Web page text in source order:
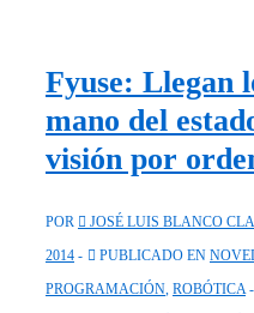
Fyuse: Llegan
mano del
visión por
POR JOSÉ LUIS BLANCO
2014
PUBLICADO EN
PROGRAMACIÓN, ROBÓTICA